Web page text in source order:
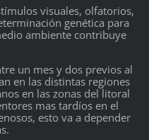
visuales, olfatorios,
genética para
ambiente contribuye
un mes y dos previos al
en las distintas regiones
en las zonas del litoral
mas tardíos en el
esto va a depender